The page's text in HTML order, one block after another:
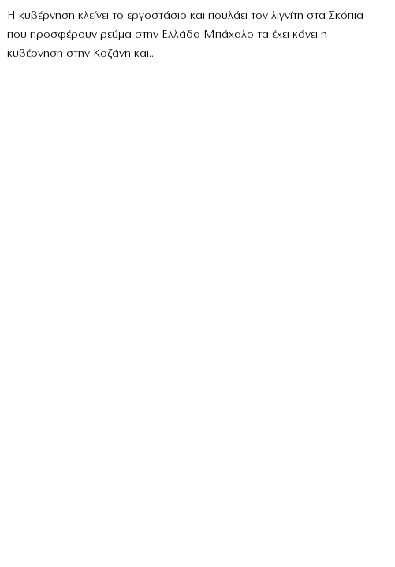
Η κυβέρνηση κλείνει το εργοστάσιο και πουλάει τον λιγνίτη στα Σκόπια
που προσφέρουν ρεύμα στην Ελλάδα Mπάχαλο τα έχει κάνει η
κυβέρνηση στην Κοζάνη και...